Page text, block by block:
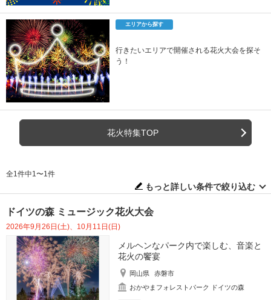
エリアから探す
行きたいエリアで開催される花火大会を探そ
う！
花火特集TOP
全1件中1〜1件
もっと詳しい条件で絞り込む
ドイツの森 ミュージック花火大会
2026年9月26日(土)、10月11日(日)
メルヘンなパーク内で楽しむ、音楽と
花火の饗宴
岡山県
赤磐市
おかやまフォレストパーク ドイツの森